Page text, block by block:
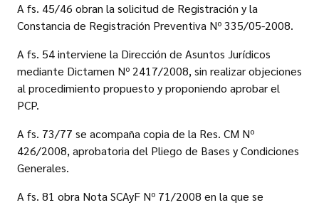
A fs. 45/46 obran la solicitud de Registración y la
Constancia de Registración Preventiva Nº 335/05-2008.
A fs. 54 interviene la Dirección de Asuntos Jurídicos
mediante Dictamen Nº 2417/2008, sin realizar objeciones
al procedimiento propuesto y proponiendo aprobar el
PCP.
A fs. 73/77 se acompaña copia de la Res. CM Nº
426/2008, aprobatoria del Pliego de Bases y Condiciones
Generales.
A fs. 81 obra Nota SCAyF Nº 71/2008 en la que se